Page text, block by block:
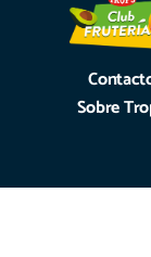
Sobre